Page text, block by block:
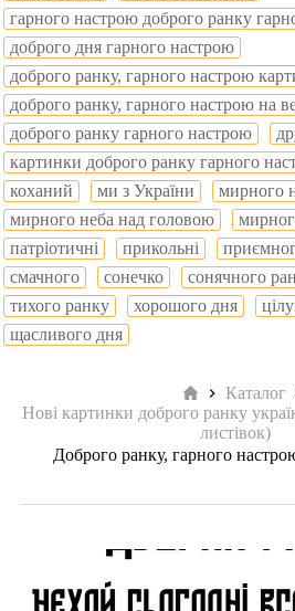
гарного настрою доброго ранку
доброго дня гарного настрою
доброго ранку, гарного настрою
доброго ранку, гарного настрою на
доброго ранку гарного настрою
картинки доброго ранку гарного
коханий
ми з України
мирного
мирного неба над головою
патріотичні
прикольні
смачного
сонечко сонячного
тихого ранку
хорошого дня
щасливого дня
Головна
Каталог
Нові картинки доброго ранку
листівок)
Доброго ранку, гарного